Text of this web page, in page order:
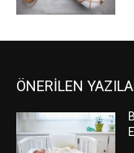
ÖNERİLEN